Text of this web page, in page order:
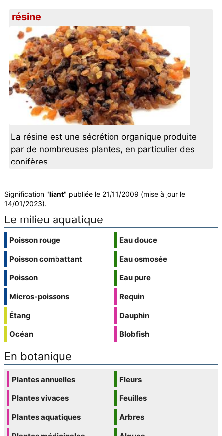
résine
La résine est une sécrétion organique produite
par de nombreuses plantes, en particulier des
conifères.
Signification "liant" publiée le 21/11/2009 (mise à jour le
14/01/2023).
Le milieu aquatique
Poisson rouge
Poisson combattant
Poisson
Micros-poissons
Étang
Océan
Eau douce
Eau osmosée
Eau pure
Requin
Dauphin
Blobfish
En botanique
Plantes annuelles
Plantes vivaces
Plantes aquatiques
Fleurs
Feuilles
Arbres